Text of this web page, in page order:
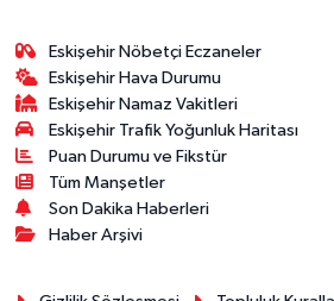
Eskişehir Nöbetçi Eczaneler
Eskişehir Hava Durumu
Eskişehir Namaz Vakitleri
Eskişehir Trafik Yoğunluk Haritası
Puan Durumu ve Fikstür
Tüm Manşetler
Son Dakika Haberleri
Haber Arşivi